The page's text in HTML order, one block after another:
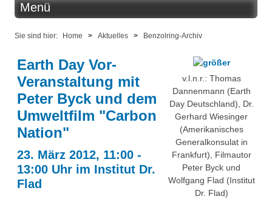
Berufsinformation
Über uns
Besonderheiten
Projekte
Eduthek
Menü
Aktuelles
Benzolring online
Der Institutskalender
QM-Zertifizierung nach SGB III / AZAV
Unsere Linktipps
Sie sind hier: Home > Aktuelles > Benzolring-Archiv
Earth Day Vor-
Veranstaltung mit
Peter Byck und dem
Umweltfilm "Carbon
Nation"
23. März 2012, 11:00 -
13:00 Uhr im Institut Dr.
Flad
v.l.n.r.: Thomas
Dannenmann (Earth
Day Deutschland), Dr.
Gerhard Wiesinger
(Amerikanisches
Generalkonsulat in
Frankfurt), Filmautor
Peter Byck und
Wolfgang Flad (Institut
Dr. Flad)